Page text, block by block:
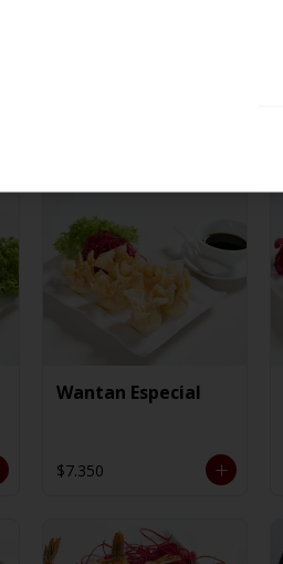
Wantan Especial
$7.350